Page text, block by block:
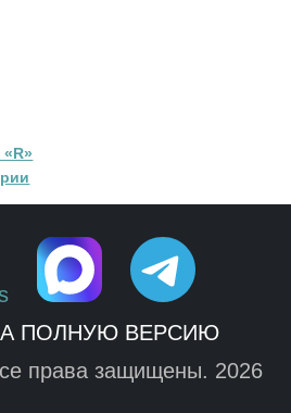
«R»
ПОЛНУЮ ВЕРСИЮ
права защищены. 2026